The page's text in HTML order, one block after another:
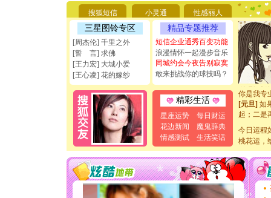
搜狐短信 小灵通 性感丽人
三星图铃专区
[周杰伦] 千里之外
[誓 言] 求佛
[王力宏] 大城小爱
[王心凌] 花的嫁纱
精品专题推荐
短信企业通秀百变功能
浪漫情怀一起漫步音乐
同城约会今夜告别寂寞
敢来挑战你的球技吗？
精彩生活
星座运势
每日财运
花边新闻
魔鬼辞典
情感测试
生活笑话
要平安！
[圣诞节]
能正大光
天都要快
[圣诞节]
如意,快
[元旦]看
断电。爱
你是我专
[元旦] 如
起；二是
离。水晶
[元旦]当
泣，这痛
卖了。水
[春节]风
颜！冬
道一声平
[春节]
传
今日运程
桃花运，